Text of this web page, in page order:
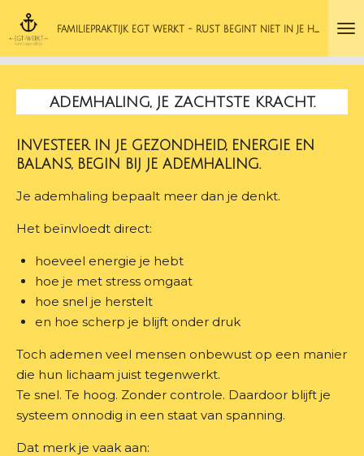
Ga
direct
naar
hoofdinhoud
F
AMILIEPRAKTIJK EGT WERKT - RUST BEGINT NIET IN JE HOOFD.
ADEMHALING, JE ZACHTSTE KRACHT.
INVESTEER IN JE GEZONDHEID, ENERGIE EN
BALANS, BEGIN BIJ JE ADEMHALING.
Je ademhaling bepaalt meer dan je denkt.
Het beïnvloedt direct:
hoeveel energie je hebt
hoe je met stress omgaat
hoe snel je herstelt
en hoe scherp je blijft onder druk
Toch ademen veel mensen onbewust op een manier
die hun lichaam juist tegenwerkt.
Te snel. Te hoog. Zonder controle. Daardoor blijft je
systeem onnodig in een staat van spanning.
Dat merk je vaak aan: